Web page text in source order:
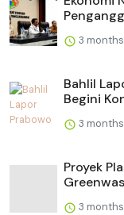
3
Bahlil
Begini
3
Proyek
3